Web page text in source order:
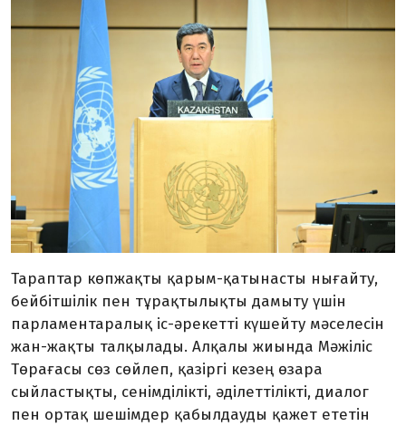
Тараптар көпжақты қарым-қатынасты нығайту,
бейбітшілік пен тұрақтылықты дамыту үшін
парламентаралық іс-әрекетті күшейту мәселесін
жан-жақты талқылады. Алқалы жиында Мәжіліс
Төрағасы сөз сөйлеп, қазіргі кезең өзара
сыйластықты, сенімділікті, әділеттілікті, диалог
пен ортақ шешімдер қабылдауды қажет ететін